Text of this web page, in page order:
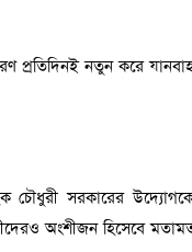
প্রতিদিনই নতুন করে
চৌধুরী সরকারের
অংশীজন হিসেবে